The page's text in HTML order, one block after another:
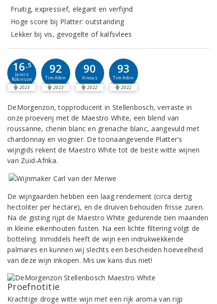
Fruitig, expressief, elegant en verfijnd
Hoge score bij Platter: outstanding
Lekker bij vis, gevogelte of kalfsvlees
16 ,5
Jancis
Robinson
2023
92
Tim Atkin
2023
90
Vinous
2022
93
Tim Atkin
2022
DeMorgenzon, topproducent in Stellenbosch, verraste in
onze proeverij met de Maestro White, een blend van
roussanne, chenin blanc en grenache blanc, aangevuld met
chardonnay en viognier. De toonaangevende Platter's
wijngids rekent de Maestro White tot de beste witte wijnen
van Zuid-Afrika.
De wijngaarden hebben een laag rendement (circa dertig
hectoliter per hectare), en de druiven behouden frisse zuren.
Na de gisting rijpt de Maestro White gedurende tien maanden
in kleine eikenhouten fusten. Na een lichte filtering volgt de
botteling. Inmiddels heeft de wijn een indrukwekkende
palmares en kunnen wij slechts een bescheiden hoeveelheid
van deze wijn inkopen. Mis uw kans dus niet!
Proefnotitie
Krachtige droge witte wijn met een rijk aroma van rijp